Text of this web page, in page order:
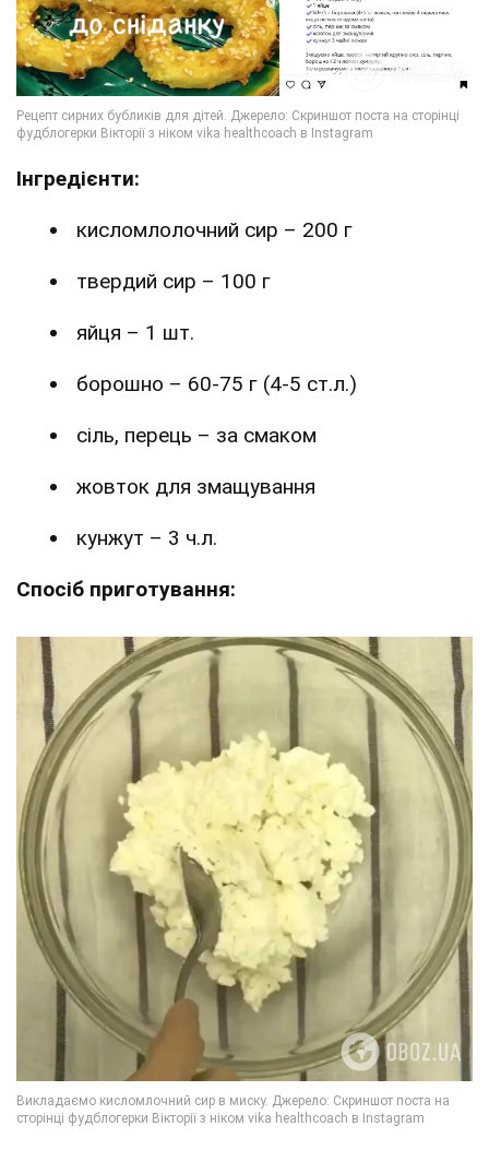
Інгредієнти:
кисломлолочний сир – 200 г
твердий сир – 100 г
яйця – 1 шт.
борошно – 60-75 г (4-5 ст.л.)
сіль, перець – за смаком
жовток для змащування
кунжут – 3 ч.л.
Спосіб приготування: